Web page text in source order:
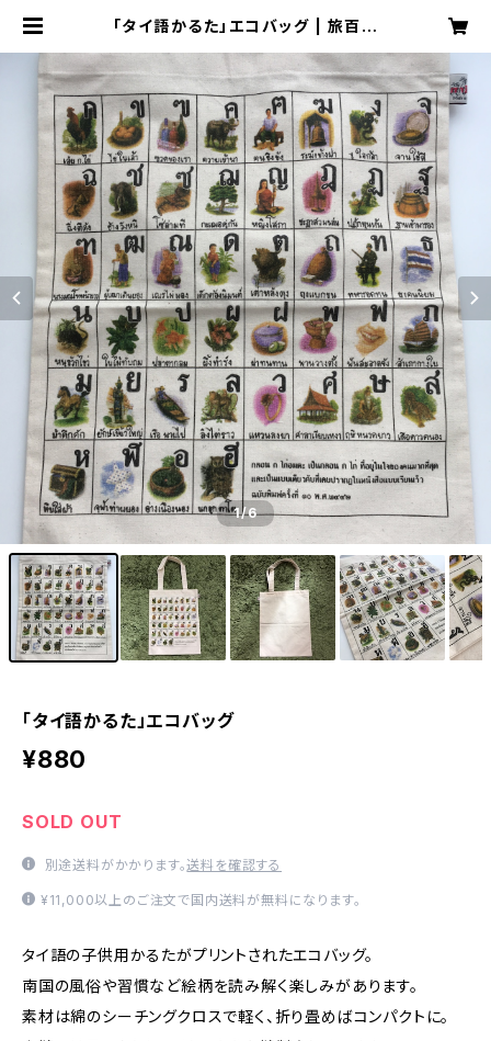
「タイ語かるた」エコバッグ | 旅百貨
1/6
「タイ語かるた」エコバッグ
¥880
SOLD OUT
別途送料がかかります。送料を確認する
¥11,000以上のご注文で国内送料が無料になります。
タイ語の子供用かるたがプリントされたエコバッグ。
南国の風俗や習慣など絵柄を読み解く楽しみがあります。
素材は綿のシーチングクロスで軽く、折り畳めばコンパクトに。